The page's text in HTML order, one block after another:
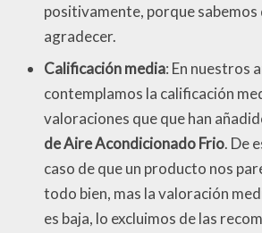
positivamente, porque sabemos
agradecer.
Calificación media: En nuestros
contemplamos la calificación
valoraciones que que han
de Aire Acondicionado Frio. De
caso de que un producto nos
todo bien, mas la valoración
es baja, lo excluimos de las